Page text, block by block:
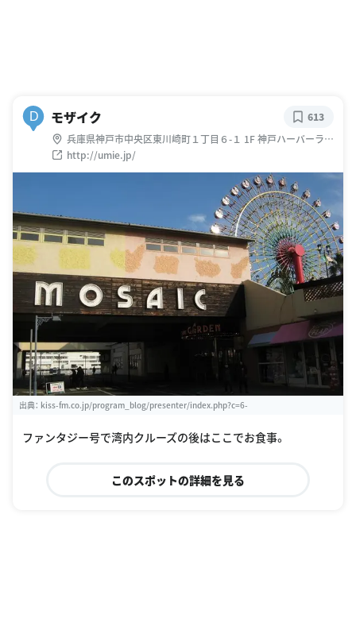
D モザイク
兵庫県神戸市中央区東川崎町１丁目６-１ 1F 神戸ハーバーラン
ドumieモザイク
http://umie.jp/
613
出典： kiss-fm.co.jp/program_blog/presenter/index.php?c=6-
ファンタジー号で湾内クルーズの後はここでお食事。
このスポットの詳細を見る